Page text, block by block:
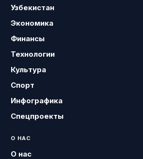
Узбекистан
Экономика
Финансы
Технологии
Культура
Спорт
Инфографика
Спецпроекты
О НАС
О нас